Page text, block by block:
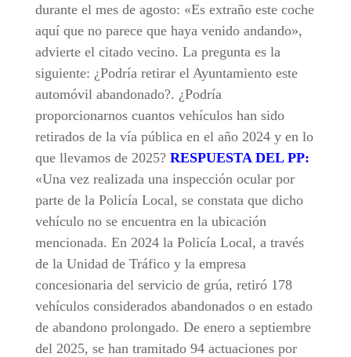
durante el mes de agosto: «Es extraño este coche
aquí que no parece que haya venido andando»,
advierte el citado vecino. La pregunta es la
siguiente: ¿Podría retirar el Ayuntamiento este
automóvil abandonado?. ¿Podría
proporcionarnos cuantos vehículos han sido
retirados de la vía pública en el año 2024 y en lo
que llevamos de 2025? RESPUESTA DEL PP:
«Una vez realizada una inspección ocular por
parte de la Policía Local, se constata que dicho
vehículo no se encuentra en la ubicación
mencionada. En 2024 la Policía Local, a través
de la Unidad de Tráfico y la empresa
concesionaria del servicio de grúa, retiró 178
vehículos considerados abandonados o en estado
de abandono prolongado. De enero a septiembre
del 2025, se han tramitado 94 actuaciones por